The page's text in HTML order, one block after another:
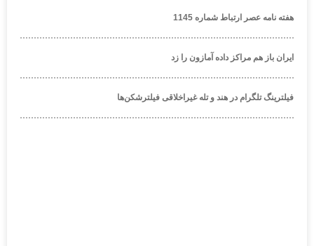
هفته نامه عصر ارتباط شماره 1145
ایران باز هم مراکز داده آمازون را زد
فیلترینگ تلگرام در هند و تله غیراخلاقی فیلترشکن‌ها